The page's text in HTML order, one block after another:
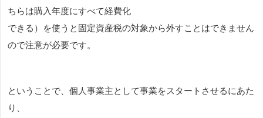
ちらは購入年度にすべて経費化
できる）を使うと固定資産税の対象から外すことはできません
ので注意が必要です。
ということで、個人事業主として事業をスタートさせるにあた
り、